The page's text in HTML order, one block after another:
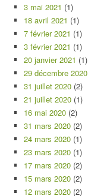
3 mai 2021 (1)
18 avril 2021 (1)
7 février 2021 (1)
3 février 2021 (1)
20 janvier 2021 (1)
29 décembre 2020
31 juillet 2020 (2)
21 juillet 2020 (1)
16 mai 2020 (2)
31 mars 2020 (2)
24 mars 2020 (1)
23 mars 2020 (1)
17 mars 2020 (2)
15 mars 2020 (2)
12 mars 2020 (2)